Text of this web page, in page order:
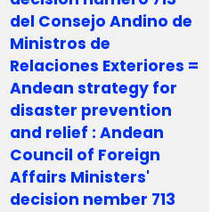
del Consejo Andino de
Ministros de
Relaciones Exteriores =
Andean strategy for
disaster prevention
and relief : Andean
Council of Foreign
Affairs Ministers'
decision nember 713